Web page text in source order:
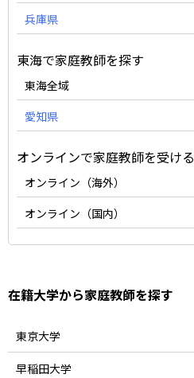
兵庫県
東海で家庭教師を探す
東海全域
愛知県
オンラインで家庭教師を受ける
オンライン（海外）
オンライン（国内）
在籍大学から家庭教師を探す
東京大学
早稲田大学